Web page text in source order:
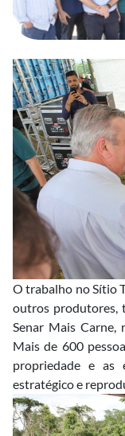
O trabalho no Sítio
outros produtores,
Senar Mais Carne,
Mais de 600
propriedade e as
estratégico e